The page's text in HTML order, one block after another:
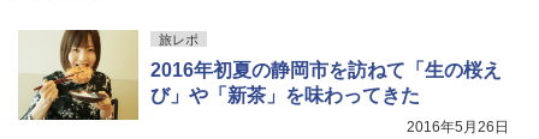
旅レポ
2016年初夏の静岡市を訪ねて「生の桜え
び」や「新茶」を味わってきた
2016年5月26日